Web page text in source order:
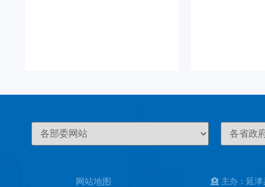
网站地图
主办：延